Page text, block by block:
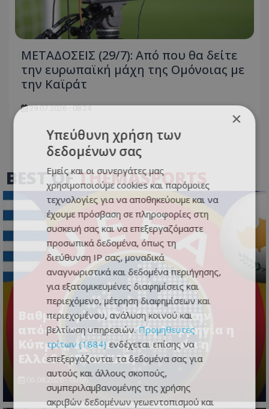
ΜΕΤΑΔΟΣΕΙΣ (29/7): Από που θα δείτε
την ευρωπαϊκή μάχη της Ομόνοιας με
την Καϊράτ
29.07.2026 - 08:24
BEST OFTHEMASPORTS
Βαθμολογία UEFA: Μείωσε την
απόσταση από τη 14η Νορβηγία η
Κύπρος, έχασε την ευκαιρία η
Ελλάδα (ΠΙΝΑΚΑΣ)
06.08.2026 - 00:06
×
Υπεύθυνη χρήση των
δεδομένων σας
Εμείς και οι συνεργάτες μας
χρησιμοποιούμε cookies και παρόμοιες
τεχνολογίες για να αποθηκεύουμε και να
έχουμε πρόσβαση σε πληροφορίες στη
συσκευή σας και να επεξεργαζόμαστε
προσωπικά δεδομένα, όπως τη
διεύθυνση IP σας, μοναδικά
αναγνωριστικά και δεδομένα περιήγησης,
για εξατομικευμένες διαφημίσεις και
περιεχόμενο, μέτρηση διαφημίσεων και
περιεχομένου, ανάλυση κοινού και
βελτίωση υπηρεσιών.Προμηθευτές
τρίτων (1884)ενδέχεται επίσης να
επεξεργάζονται τα δεδομένα σας για
αυτούς και άλλους σκοπούς,
συμπεριλαμβανομένης της χρήσης
ακριβών δεδομένων γεωεντοπισμού και